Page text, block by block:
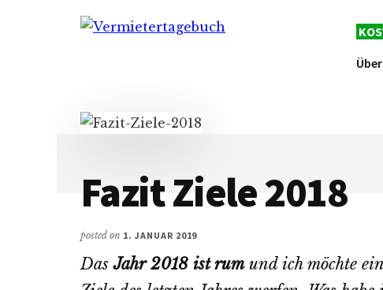
Additional
Fazit Ziele 2018
posted on 1. JANUAR 2019
DasJahr 2018 ist rumund ich möchte